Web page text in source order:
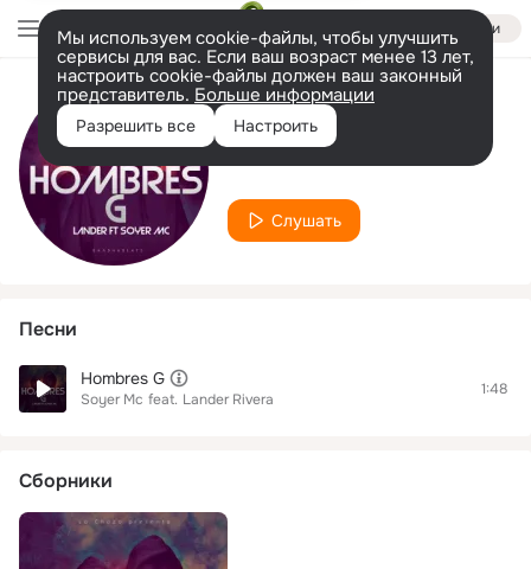
Войти
Мы используем cookie-файлы, чтобы улучшить
сервисы для вас. Если ваш возраст менее 13 лет,
настроить cookie-файлы должен ваш законный
представитель. Больше информации
Разрешить все Настроить
Исполнитель
Lander Rivera
Слушать
Песни
Hombres G
Soyer Mc feat. Lander Rivera
1:48
Сборники